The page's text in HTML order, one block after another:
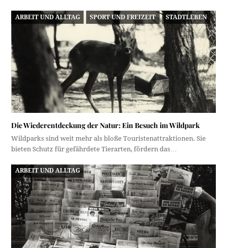
ARBEIT UND ALLTAG SPORT UND FREIZEIT STADTLEBEN
Die Wiederentdeckung der Natur: Ein Besuch im Wildpark
Wildparks sind weit mehr als bloße Touristenattraktionen. Sie
bieten Schutz für gefährdete Tierarten, fördern das…
ARBEIT UND ALLTAG